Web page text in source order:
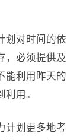
划对时间的依
，必须提供及
能利用昨天的
用。
计划更多地考